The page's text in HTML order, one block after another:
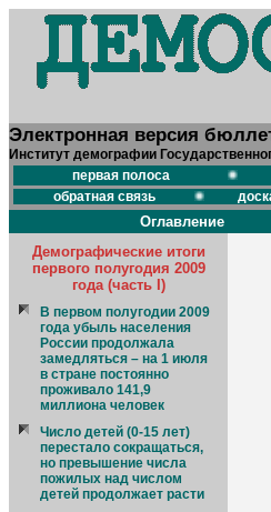
Электронная версия
Институт демографии
первая полоса
обратная связь
Оглавление
Демографические итоги
первого полугодия 2009
года (часть I)
В первом полугодии 2009
года убыль населения
России продолжала
замедляться – на 1 июля
в стране постоянно
проживало 141,9
миллиона человек
Число детей (0-15 лет)
перестало сокращаться,
но превышение числа
пожилых над числом
детей продолжает расти